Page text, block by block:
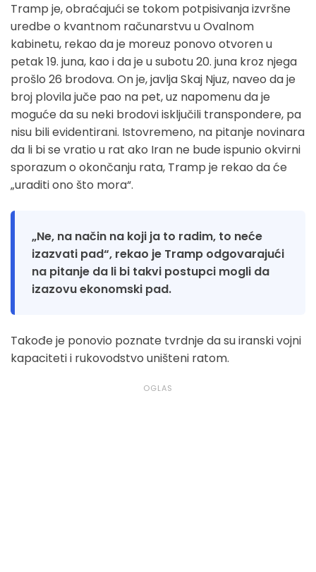
Tramp je, obraćajući se tokom potpisivanja izvršne
uredbe o kvantnom računarstvu u Ovalnom
kabinetu, rekao da je moreuz ponovo otvoren u
petak 19. juna, kao i da je u subotu 20. juna kroz njega
prošlo 26 brodova. On je, javlja Skaj Njuz, naveo da je
broj plovila juče pao na pet, uz napomenu da je
moguće da su neki brodovi isključili transpondere, pa
nisu bili evidentirani. Istovremeno, na pitanje novinara
da li bi se vratio u rat ako Iran ne bude ispunio okvirni
sporazum o okončanju rata, Tramp je rekao da će
„uraditi ono što mora“.
„Ne, na način na koji ja to radim, to neće
izazvati pad“, rekao je Tramp odgovarajući
na pitanje da li bi takvi postupci mogli da
izazovu ekonomski pad.
Takođe je ponovio poznate tvrdnje da su iranski vojni
kapaciteti i rukovodstvo uništeni ratom.